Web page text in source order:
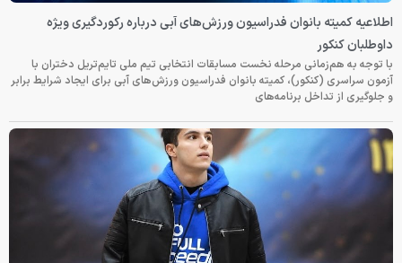
اطلاعیه کمیته بانوان فدراسیون ورزش‌های آبی درباره رکوردگیری ویژه
داوطلبان کنکور
با توجه به هم‌زمانی مرحله نخست مسابقات انتخابی تیم ملی تایم‌تریل دختران با
آزمون سراسری (کنکور)، کمیته بانوان فدراسیون ورزش‌های آبی برای ایجاد شرایط برابر
و جلوگیری از تداخل برنامه‌های